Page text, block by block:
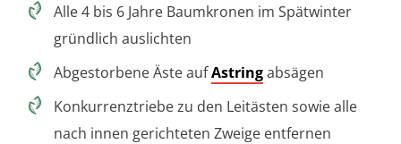
Alle 4 bis 6 Jahre Baumkronen im Spätwinter
gründlich auslichten
Abgestorbene Äste aufAstringabsägen
Konkurrenztriebe zu den Leitästen sowie alle
nach innen gerichteten Zweige entfernen